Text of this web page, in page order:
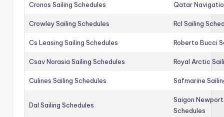
Cronos Sailing Schedules Qatar
Crowley Sailing Schedules Rcl Sailing
Cs Leasing Sailing Schedules Roberto Bucci
Csav Norasia Sailing Schedules Royal Arctic
Culines Sailing Schedules Safmarine
Dal Sailing Schedules
Saigon
Schedules